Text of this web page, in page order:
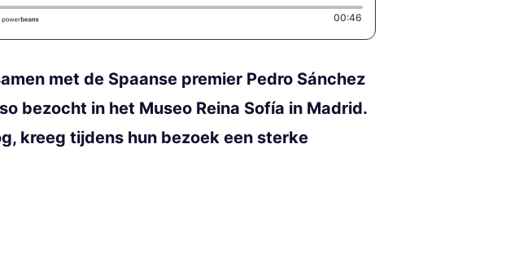
00:46
met de Spaanse premier Pedro Sánchez
bezocht in het Museo Reina Sofía in Madrid.
kreeg tijdens hun bezoek een sterke